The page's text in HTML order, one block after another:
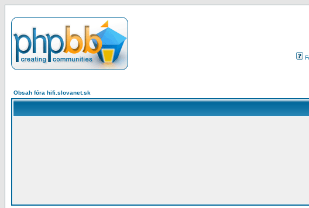
Obsah fóra hifi.slovanet.sk